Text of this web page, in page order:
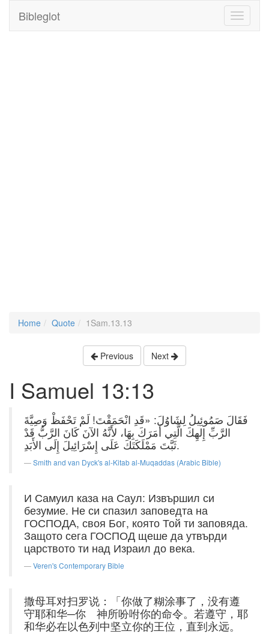
Toggle
Bibleglot
Home Quote 1Sam.13.13
Previous Next
I Samuel 13:13
فَقَالَ صَمُوئِيلُ لِشَاوُلَ: «قَدِ انْحَمَقْتَ! لَمْ تَحْفَظْ وَصِيَّةَ
الرَّبِّ إِلهِكَ الَّتِي أَمَرَكَ بِهَا، لأَنَّهُ الآنَ كَانَ الرَّبُّ قَدْ
ثَبَّتَ مَمْلَكَتَكَ عَلَى إِسْرَائِيلَ إِلَى الأَبَدِ.
Smith and van Dyck's al-Kitab al-Muqaddas (Arabic Bible)
И Самуил каза на Саул: Извършил си
безумие. Не си спазил заповедта на
ГОСПОДА, своя Бог, която Той ти заповяда.
Защото сега ГОСПОД щеше да утвърди
царството ти над Израил до века.
Veren's Contemporary Bible
撒母耳对扫罗说：「你做了糊涂事了，没有遵
守耶和华─你 神所吩咐你的命令。若遵守，耶
和华必在以色列中坚立你的王位，直到永远。